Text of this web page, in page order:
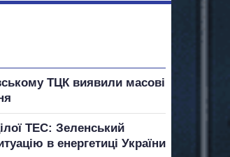
ТЦК виявили масові
ТЕС: Зеленський
в енергетиці України